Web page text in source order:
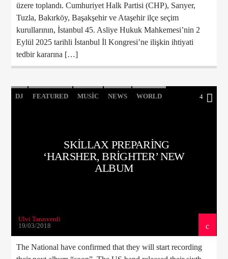
üzere toplandı. Cumhuriyet Halk Partisi (CHP), Sarıyer,
Tuzla, Bakırköy, Başakşehir ve Ataşehir ilçe seçim
kurullarının, İstanbul 45. Asliye Hukuk Mahkemesi’nin 2
Eylül 2025 tarihli İstanbul İl Kongresi’ne ilişkin ihtiyati
tedbir kararına […]
DJ FEATURED MUSIC NEWS WORLD 4
SKILLAX PREPARING
‘HARSHER, BRIGHTER’ NEW
ALBUM
Ulvi Tanrıverdi
19/03/2018
The National have confirmed that they will start recording